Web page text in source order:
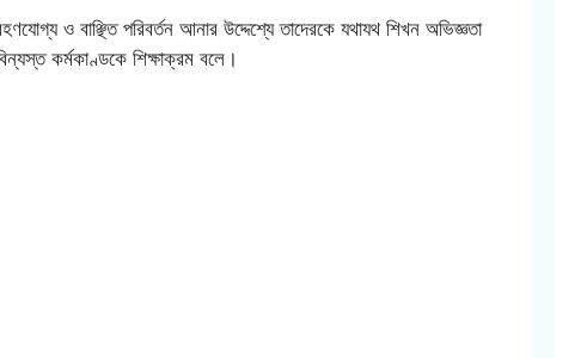
ও বাঞ্ছিত পরিবর্তন আনার উদ্দেশ্যে তাদেরকে যথাযথ শিখন অভিজ্ঞতা
কর্মকাণ্ডকে শিক্ষাক্রম বলে।